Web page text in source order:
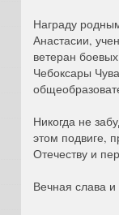
Награду
Анастасии,
ветеран
Чебоксары
Никогда не
этом подвиге,
Отечеству и
Вечная слава